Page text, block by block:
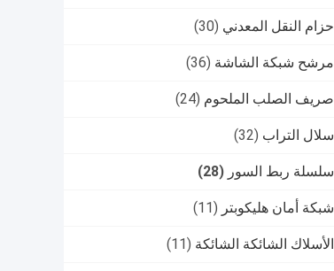
حزام النقل المعدني (30)
مرشح شبكة الشاشة (36)
صريف الصلب الملحوم (24)
سلال التراب (32)
سلسلة ربط السور (28)
شبكة أمان هليكوبتر (11)
الأسلاك الشائكة الشائكة (11)